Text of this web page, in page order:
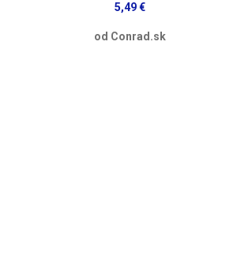
5,49 €
od Conrad.sk